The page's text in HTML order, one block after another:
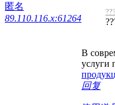
匿名
89.110.116.x:61264
В
услуги
回复